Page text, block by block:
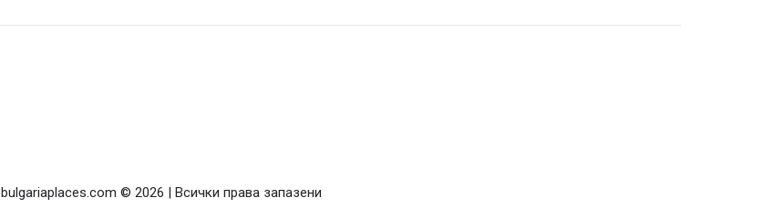
bulgariaplaces.com © 2026 | Всички права запазени